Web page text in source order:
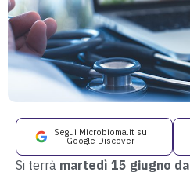
Segui Microbioma.it su
Google Discover
Si terrà martedì 15 giugno